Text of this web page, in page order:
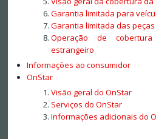
Garantia limitada para
Garantia limitada das
Operação de
estrangeiro
Informações ao consumidor
OnStar
Visão geral do OnStar
Serviços do OnStar
Informações adicionais do